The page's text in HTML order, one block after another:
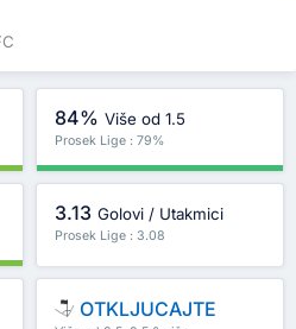
84% Više od 1.5
Prosek Lige : 79%
3.13 Golovi / Utakmici
Prosek Lige : 3.08
OTKLJUCAJTE